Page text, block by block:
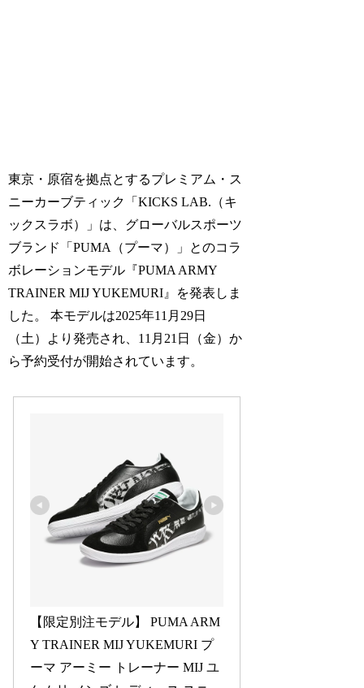
東京・原宿を拠点とするプレミアム・ス
ニーカーブティック「KICKS LAB.（キ
ックスラボ）」は、グローバルスポーツ
ブランド「PUMA（プーマ）」とのコラ
ボレーションモデル『PUMA ARMY
TRAINER MIJ YUKEMURI』を発表しま
した。 本モデルは2025年11月29日
（土）より発売され、11月21日（金）か
ら予約受付が開始されています。
【限定別注モデル】 PUMA ARM
Y TRAINER MIJ YUKEMURI プ
ーマ アーミー トレーナー MIJ ユ